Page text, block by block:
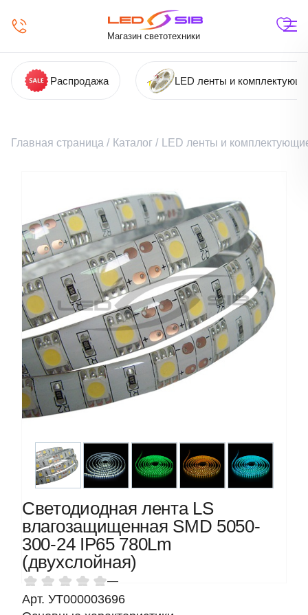
Магазин светотехники
Распродажа LED ленты и
Главная страница / Каталог / LED ленты и
Светодиодная лента LS
влагозащищенная SMD 5050-
300-24 IP65 780Lm
(двухслойная)
—
Арт. УТ000003696